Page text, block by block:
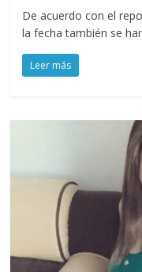
De acuerdo con el
la fecha también se
Leer más